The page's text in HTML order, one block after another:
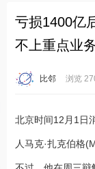
亏损1400亿
不上重点业
比邻 浏览
北京时间12月1日
人马克·扎克伯格